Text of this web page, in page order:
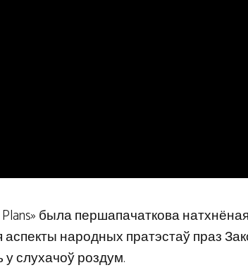
Plans» была першапачаткова
аспекты народных пратэстаў праз
у слухачоў роздум.